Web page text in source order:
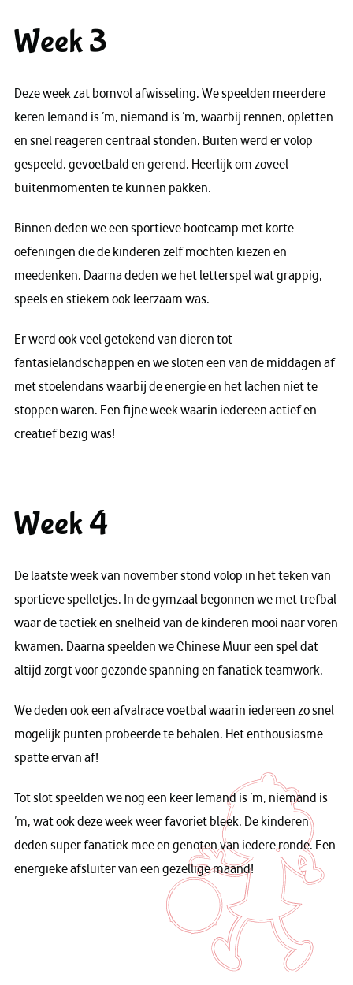
Week 3
Deze week zat bomvol afwisseling. We speelden meerdere
keren Iemand is ’m, niemand is ’m, waarbij rennen, opletten
en snel reageren centraal stonden. Buiten werd er volop
gespeeld, gevoetbald en gerend. Heerlijk om zoveel
buitenmomenten te kunnen pakken.
Binnen deden we een sportieve bootcamp met korte
oefeningen die de kinderen zelf mochten kiezen en
meedenken. Daarna deden we het letterspel wat grappig,
speels en stiekem ook leerzaam was.
Er werd ook veel getekend van dieren tot
fantasielandschappen en we sloten een van de middagen af
met stoelendans waarbij de energie en het lachen niet te
stoppen waren. Een fijne week waarin iedereen actief en
creatief bezig was!
Week 4
De laatste week van november stond volop in het teken van
sportieve spelletjes. In de gymzaal begonnen we met trefbal
waar de tactiek en snelheid van de kinderen mooi naar voren
kwamen. Daarna speelden we Chinese Muur een spel dat
altijd zorgt voor gezonde spanning en fanatiek teamwork.
We deden ook een afvalrace voetbal waarin iedereen zo snel
mogelijk punten probeerde te behalen. Het enthousiasme
spatte ervan af!
Tot slot speelden we nog een keer Iemand is ’m, niemand is
’m, wat ook deze week weer favoriet bleek. De kinderen
deden super fanatiek mee en genoten van iedere ronde. Een
energieke afsluiter van een gezellige maand!